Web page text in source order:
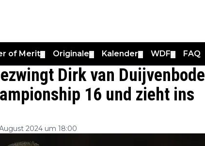
of Merit Originale Kalender WDF FAQ
Dirk van Duijvenbode
16 und zieht ins
2024 um 18:00